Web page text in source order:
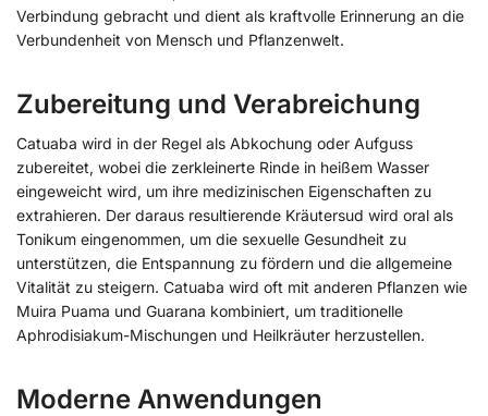
Verbindung gebracht und dient als kraftvolle Erinnerung an die
Verbundenheit von Mensch und Pflanzenwelt.
Zubereitung und Verabreichung
Catuaba wird in der Regel als Abkochung oder Aufguss
zubereitet, wobei die zerkleinerte Rinde in heißem Wasser
eingeweicht wird, um ihre medizinischen Eigenschaften zu
extrahieren. Der daraus resultierende Kräutersud wird oral als
Tonikum eingenommen, um die sexuelle Gesundheit zu
unterstützen, die Entspannung zu fördern und die allgemeine
Vitalität zu steigern. Catuaba wird oft mit anderen Pflanzen wie
Muira Puama und Guarana kombiniert, um traditionelle
Aphrodisiakum-Mischungen und Heilkräuter herzustellen.
Moderne Anwendungen